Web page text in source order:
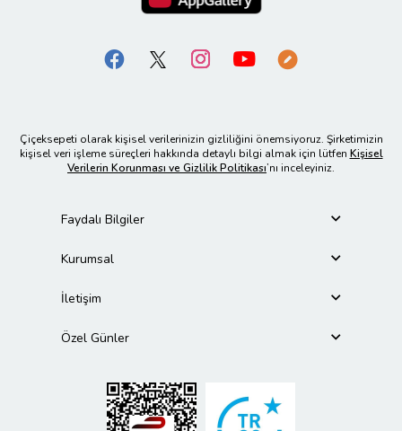
Çiçeksepeti olarak kişisel verilerinizin gizliliğini önemsiyoruz. Şirketimizin
kişisel veri işleme süreçleri hakkında detaylı bilgi almak için lütfen Kişisel
Verilerin Korunması ve Gizlilik Politikası’nı inceleyiniz.
Faydalı Bilgiler
Kurumsal
İletişim
Özel Günler